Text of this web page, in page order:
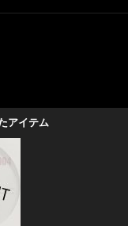
アイテム